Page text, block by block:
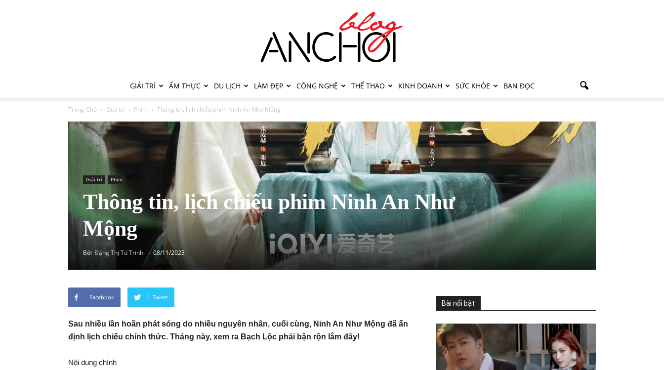
GIẢI TRÍ ẨM THỰC DU LỊCH LÀM ĐẸP CÔNG NGHỆ THỂ THAO KINH DOANH SỨC KHỎE BẠN ĐỌC
Trang Chủ Giải trí Phim Thông tin, lịch chiếu phim Ninh An Như Mộng
Giải trí Phim
Thông tin, lịch chiếu phim Ninh An Như
Mộng
Bởi Đặng Thị Tú Trinh - 08/11/2023
Facebook Tweet
Sau nhiều lần hoãn phát sóng do nhiều nguyên nhân, cuối cùng, Ninh An Như Mộng đã ấn
định lịch chiếu chính thức. Tháng này, xem ra Bạch Lộc phải bận rộn lắm đây!
Nội dung chính
Bài nổi bật